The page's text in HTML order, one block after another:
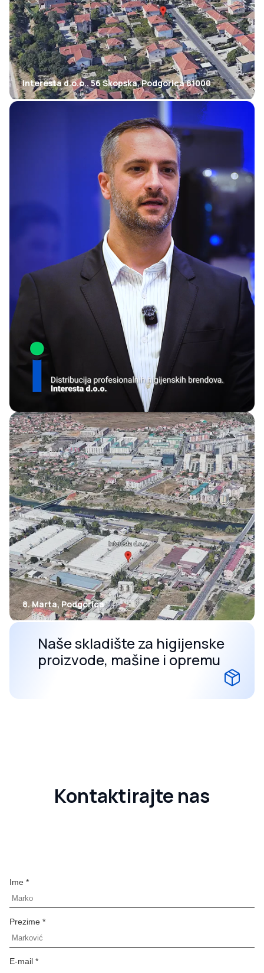
Interesta d.o.o., 56 Skopska, Podgorica 81000
8. Marta, Podgorica
Naše skladište za higijenske
proizvode, mašine i opremu
Kontaktirajte nas
Ime *
Prezime *
E-mail *